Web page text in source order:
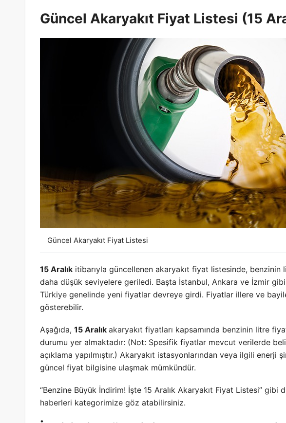
Güncel Akaryakıt Fiyat Listesi (15
Güncel Akaryakıt Fiyat Listesi
15 Aralık itibarıyla güncellenen akaryakıt fiyat listesinde,
daha düşük seviyelere geriledi. Başta İstanbul, Ankara ve İzmir
Türkiye genelinde yeni fiyatlar devreye girdi. Fiyatlar illere ve
gösterebilir.
Aşağıda, 15 Aralık akaryakıt fiyatları kapsamında benzinin litre
durumu yer almaktadır: (Not: Spesifik fiyatlar mevcut verilerde
açıklama yapılmıştır.) Akaryakıt istasyonlarından veya ilgili
güncel fiyat bilgisine ulaşmak mümkündür.
“Benzine Büyük İndirim! İşte 15 Aralık Akaryakıt Fiyat Listesi” gibi
haberleri kategorimize göz atabilirsiniz.